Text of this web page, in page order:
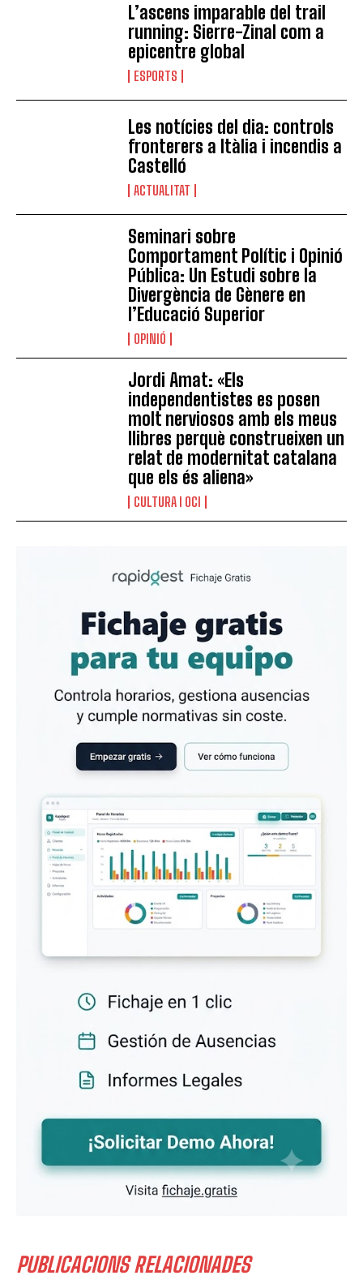
L’ascens imparable del trail
running: Sierre-Zinal com a
epicentre global
ESPORTS
Les notícies del dia: controls
fronterers a Itàlia i incendis a
Castelló
ACTUALITAT
Seminari sobre
Comportament Polític i Opinió
Pública: Un Estudi sobre la
Divergència de Gènere en
l’Educació Superior
OPINIÓ
Jordi Amat: «Els
independentistes es posen
molt nerviosos amb els meus
llibres perquè construeixen un
relat de modernitat catalana
que els és aliena»
CULTURA I OCI
PUBLICACIONS RELACIONADES